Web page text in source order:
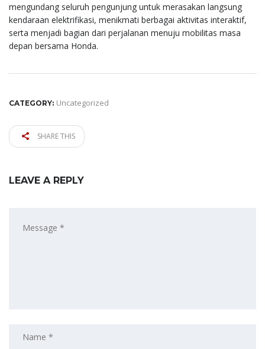
mengundang seluruh pengunjung untuk merasakan langsung
kendaraan elektrifikasi, menikmati berbagai aktivitas interaktif,
serta menjadi bagian dari perjalanan menuju mobilitas masa
depan bersama Honda.
CATEGORY: Uncategorized
SHARE THIS
LEAVE A REPLY